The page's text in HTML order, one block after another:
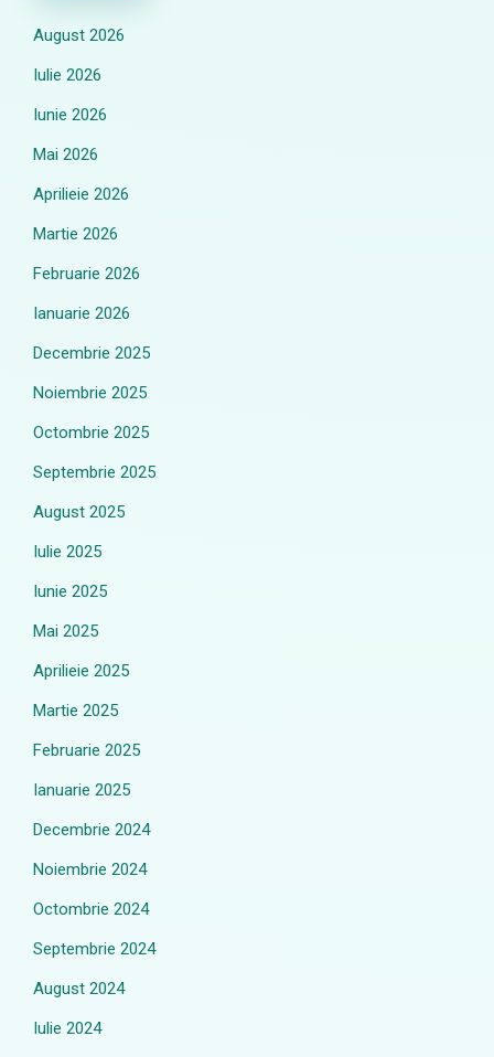
August 2026
Iulie 2026
Iunie 2026
Mai 2026
Aprilieie 2026
Martie 2026
Februarie 2026
Ianuarie 2026
Decembrie 2025
Noiembrie 2025
Octombrie 2025
Septembrie 2025
August 2025
Iulie 2025
Iunie 2025
Mai 2025
Aprilieie 2025
Martie 2025
Februarie 2025
Ianuarie 2025
Decembrie 2024
Noiembrie 2024
Octombrie 2024
Septembrie 2024
August 2024
Iulie 2024